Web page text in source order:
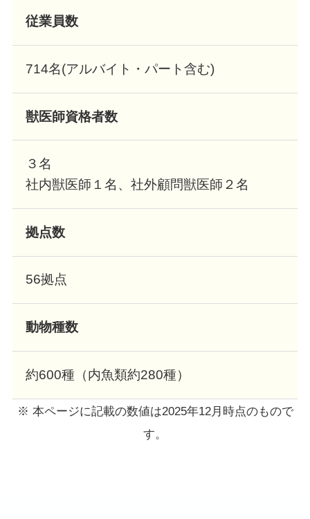
従業員数
714名(アルバイト・パート含む)
獣医師資格者数
３名
社内獣医師１名、社外顧問獣医師２名
拠点数
56拠点
動物種数
約600種（内魚類約280種）
※ 本ページに記載の数値は2025年12月時点のもので
す。